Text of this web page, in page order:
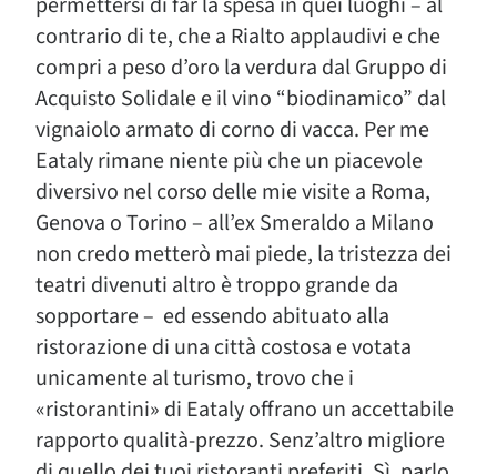
contrario di te, che a Rialto applaudivi e che
compri a peso d’oro la verdura dal Gruppo di
Acquisto Solidale e il vino “biodinamico” dal
vignaiolo armato di corno di vacca. Per me
Eataly rimane niente più che un piacevole
diversivo nel corso delle mie visite a Roma,
Genova o Torino – all’ex Smeraldo a Milano
non credo metterò mai piede, la tristezza dei
teatri divenuti altro è troppo grande da
sopportare – ed essendo abituato alla
ristorazione di una città costosa e votata
unicamente al turismo, trovo che i
«ristorantini» di Eataly offrano un accettabile
rapporto qualità-prezzo. Senz’altro migliore